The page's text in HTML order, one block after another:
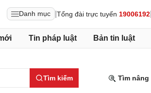
Danh mục Tổng đài trực tuyến 19006192
Tin pháp luật Bản tin luật
Tìm kiếm Tìm nâng